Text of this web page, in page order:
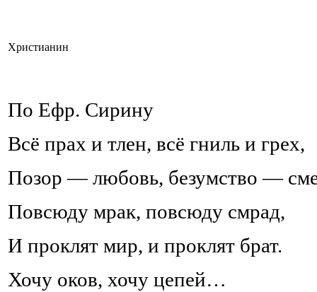
Христианин
‎По Ефр. Сирину
Всё прах и тлен, всё гниль и грех,
Позор — любовь, безумство —
Повсюду мрак, повсюду смрад,
И проклят мир, и проклят брат.
Хочу оков, хочу цепей…